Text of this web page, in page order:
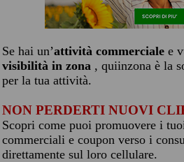
Se hai un’attività commerciale e
visibilità in zona , quiinzona è la
per la tua attività.
NON PERDERTI NUOVI
Scopri come puoi promuovere i
commerciali e coupon verso i
direttamente sul loro cellulare.